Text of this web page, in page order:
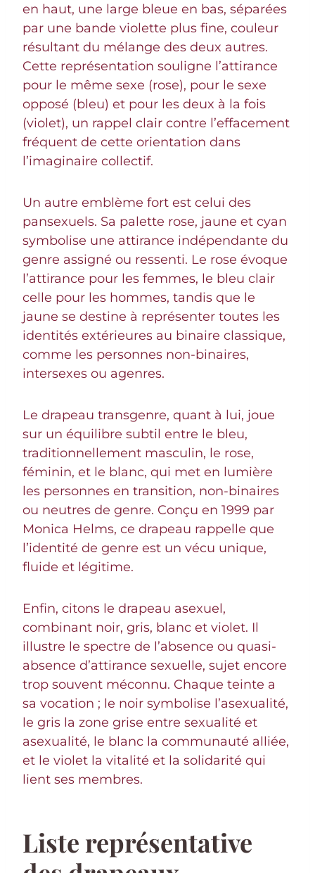
en haut, une large bleue en bas, séparées
par une bande violette plus fine, couleur
résultant du mélange des deux autres.
Cette représentation souligne l’attirance
pour le même sexe (rose), pour le sexe
opposé (bleu) et pour les deux à la fois
(violet), un rappel clair contre l’effacement
fréquent de cette orientation dans
l’imaginaire collectif.
Un autre emblème fort est celui des
pansexuels. Sa palette rose, jaune et cyan
symbolise une attirance indépendante du
genre assigné ou ressenti. Le rose évoque
l’attirance pour les femmes, le bleu clair
celle pour les hommes, tandis que le
jaune se destine à représenter toutes les
identités extérieures au binaire classique,
comme les personnes non-binaires,
intersexes ou agenres.
Le drapeau transgenre, quant à lui, joue
sur un équilibre subtil entre le bleu,
traditionnellement masculin, le rose,
féminin, et le blanc, qui met en lumière
les personnes en transition, non-binaires
ou neutres de genre. Conçu en 1999 par
Monica Helms, ce drapeau rappelle que
l’identité de genre est un vécu unique,
fluide et légitime.
Enfin, citons le drapeau asexuel,
combinant noir, gris, blanc et violet. Il
illustre le spectre de l’absence ou quasi-
absence d’attirance sexuelle, sujet encore
trop souvent méconnu. Chaque teinte a
sa vocation ; le noir symbolise l’asexualité,
le gris la zone grise entre sexualité et
asexualité, le blanc la communauté alliée,
et le violet la vitalité et la solidarité qui
lient ses membres.
Liste représentative